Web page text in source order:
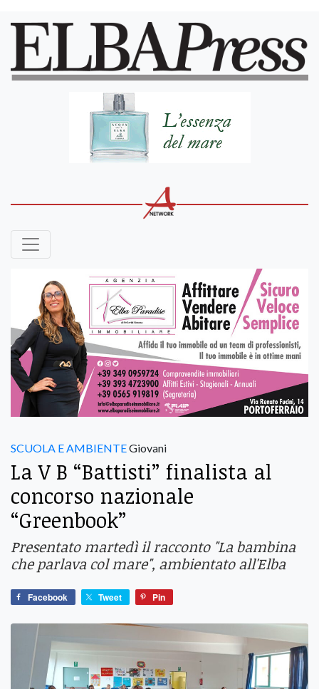
SCUOLA E AMBIENTEGiovani
La V B “Battisti” finalista al
concorso nazionale
“Greenbook”
Presentato martedì il racconto "La bambina
che parlava col mare", ambientato all'Elba
Facebook Tweet Pin